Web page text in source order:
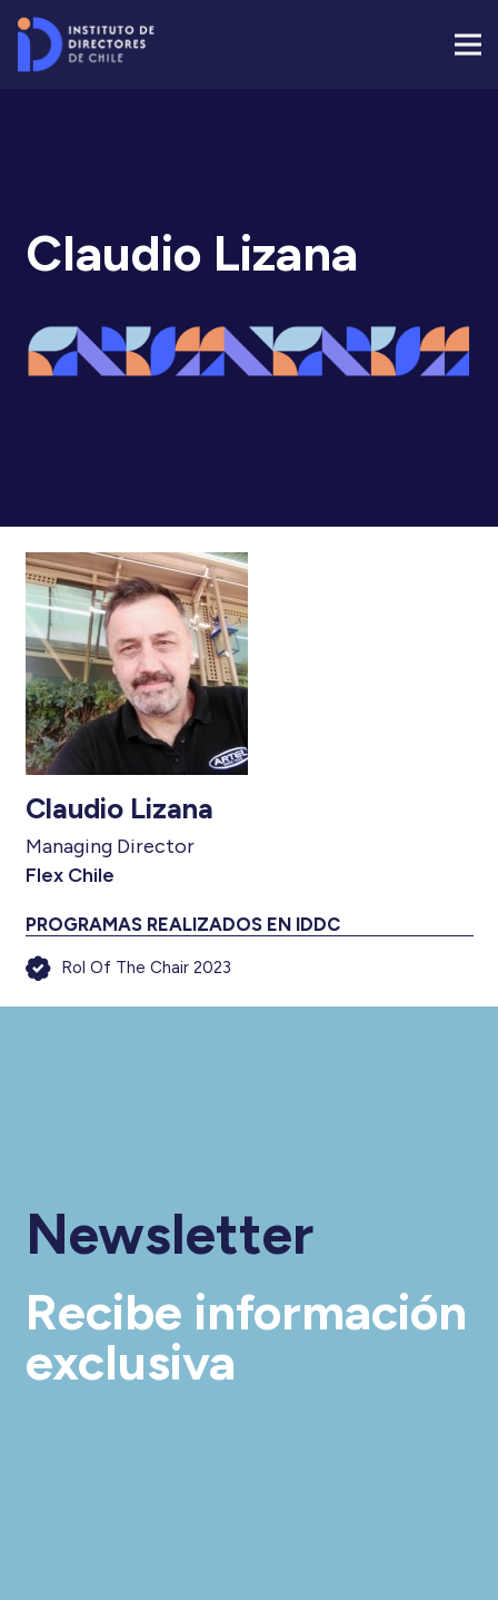
Claudio Lizana
Claudio Lizana
Managing Director
Flex Chile
PROGRAMAS REALIZADOS EN IDDC
Rol Of The Chair 2023
Newsletter
Recibe información
exclusiva